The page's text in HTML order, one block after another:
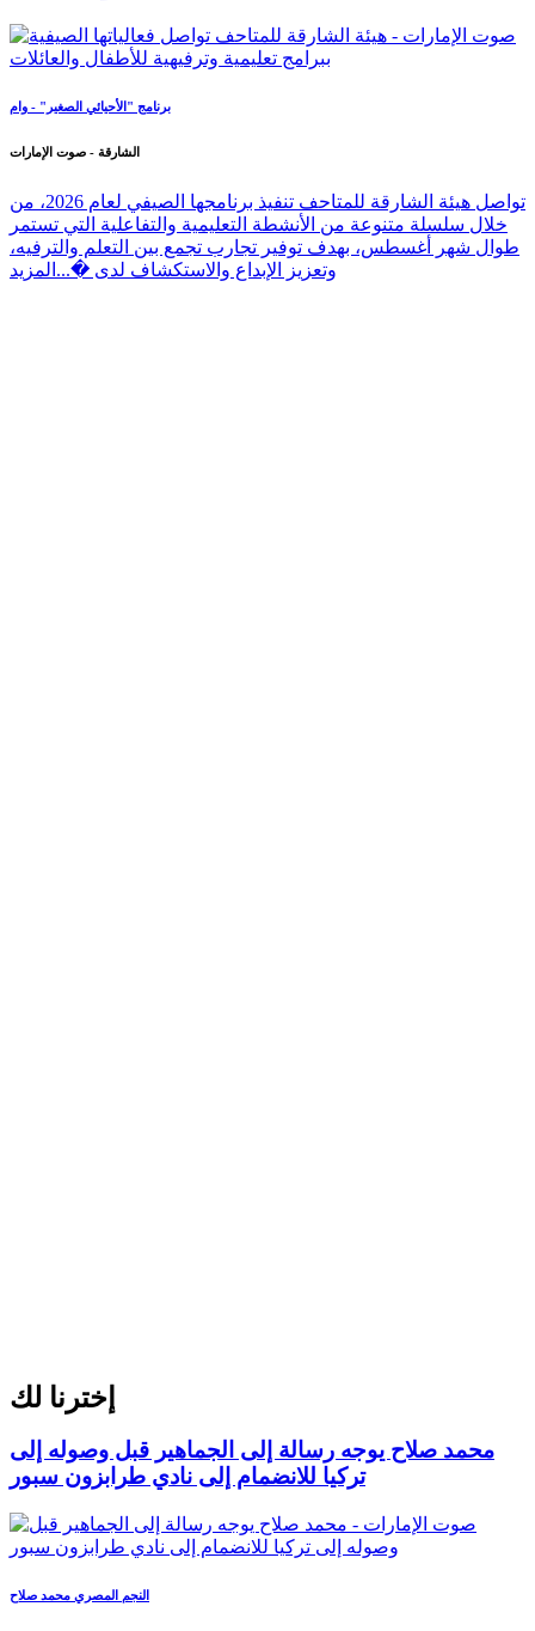
برنامج "الأحيائي الصغير" - وام
الشارقة - صوت الإمارات
تواصل هيئة الشارقة للمتاحف تنفيذ برنامجها الصيفي لعام 2026، من
خلال سلسلة متنوعة من الأنشطة التعليمية والتفاعلية التي تستمر
طوال شهر أغسطس، بهدف توفير تجارب تجمع بين التعلم والترفيه،
وتعزيز الإبداع والاستكشاف لدى �... المزيد
إخترنا لك
محمد صلاح يوجه رسالة إلى الجماهير قبل وصوله إلى
تركيا للانضمام إلى نادي طرابزون سبور
النجم المصري محمد صلاح